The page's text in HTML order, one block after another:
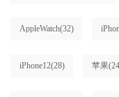
AppleWatch(32)
iPhone12(28) 苹果